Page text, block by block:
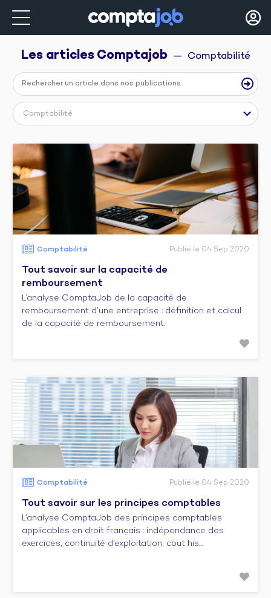
Les articles Comptajob —  Comptabilité
Comptabilité
Comptabilité Publié le 04 Sep 2020
Tout savoir sur la capacité de
remboursement
L’analyse ComptaJob de la capacité de
remboursement d’une entreprise : définition et calcul
de la capacité de remboursement.
Comptabilité Publié le 04 Sep 2020
Tout savoir sur les principes comptables
L’analyse ComptaJob des principes comptables
applicables en droit français : indépendance des
exercices, continuité d’exploitation, cout his...